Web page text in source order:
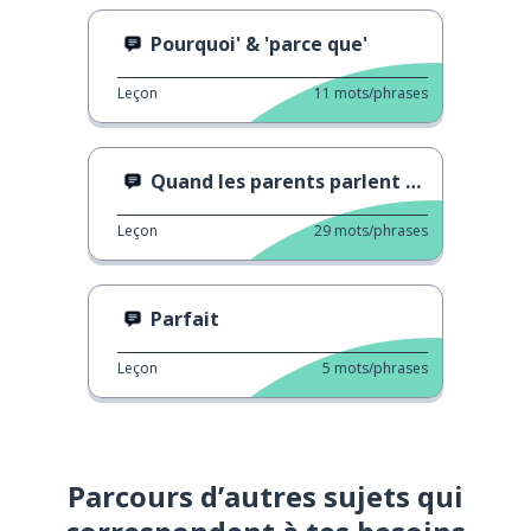
Pourquoi' & 'parce que'
Leçon 11 mots/phrases
Quand les parents parlent de leurs enfants
Leçon 29 mots/phrases
Parfait
Leçon 5 mots/phrases
Parcours d’autres sujets qui